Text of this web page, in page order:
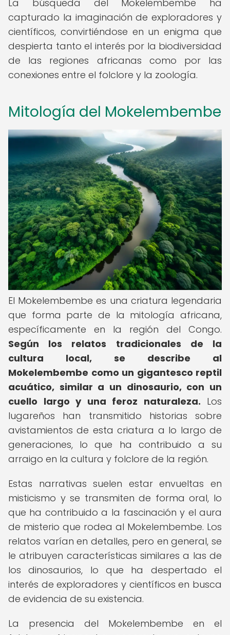
La búsqueda del Mokelembembe ha
capturado la imaginación de exploradores y
científicos, convirtiéndose en un enigma que
despierta tanto el interés por la biodiversidad
de las regiones africanas como por las
conexiones entre el folclore y la zoología.
Mitología del Mokelembembe
El Mokelembembe es una criatura legendaria
que forma parte de la mitología africana,
específicamente en la región del Congo.
Según los relatos tradicionales de la
cultura local, se describe al
Mokelembembe como un gigantesco reptil
acuático, similar a un dinosaurio, con un
cuello largo y una feroz naturaleza. Los
lugareños han transmitido historias sobre
avistamientos de esta criatura a lo largo de
generaciones, lo que ha contribuido a su
arraigo en la cultura y folclore de la región.
Estas narrativas suelen estar envueltas en
misticismo y se transmiten de forma oral, lo
que ha contribuido a la fascinación y el aura
de misterio que rodea al Mokelembembe. Los
relatos varían en detalles, pero en general, se
le atribuyen características similares a las de
los dinosaurios, lo que ha despertado el
interés de exploradores y científicos en busca
de evidencia de su existencia.
La presencia del Mokelembembe en el